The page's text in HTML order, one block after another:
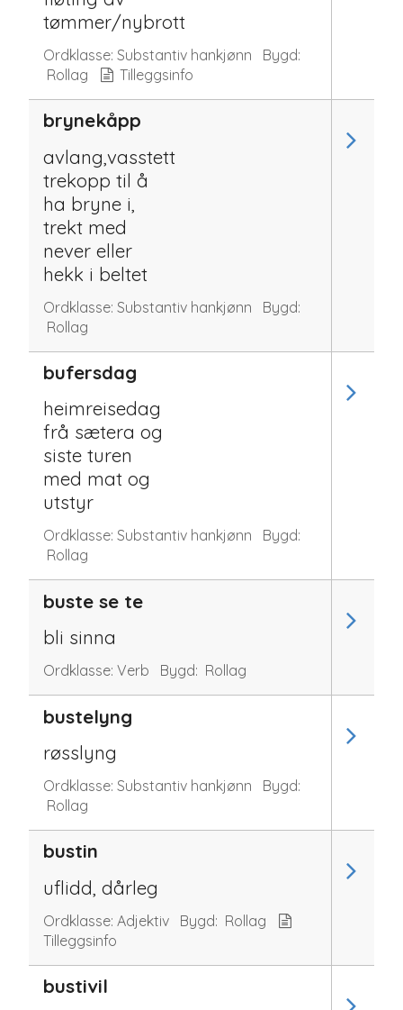
tømmer/nybrott
Ordklasse: Substantiv hankjønn
Bygd:
Rollag
Tilleggsinfo
brynekåpp
avlang,vasstett
trekopp til å
ha bryne i,
trekt med
never eller
hekk i beltet
Ordklasse: Substantiv hankjønn
Bygd:
Rollag
bufersdag
heimreisedag
frå sætera og
siste turen
med mat og
utstyr
Ordklasse: Substantiv hankjønn
Bygd:
Rollag
buste se te
bli sinna
Ordklasse: Verb Bygd: Rollag
bustelyng
røsslyng
Ordklasse: Substantiv hankjønn
Bygd:
Rollag
bustin
uflidd, dårleg
Ordklasse: Adjektiv Bygd: Rollag
Tilleggsinfo
bustivil